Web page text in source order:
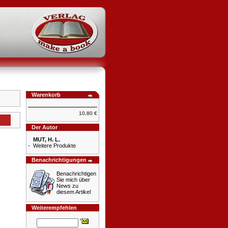
Warenkorb
10,80 €
Der Autor
MUT, H. L.
- Weitere Produkte
Benachrichtigungen
Benachrichtigen
Sie mich über
News zu
diesem Artikel
Weiterempfehlen